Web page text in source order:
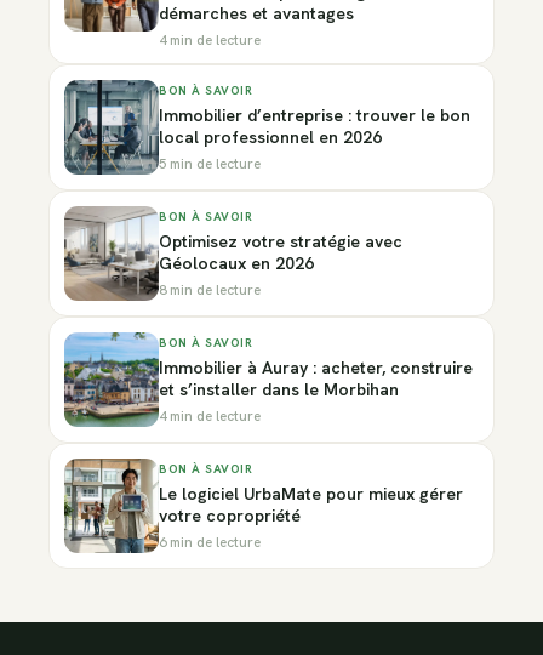
démarches et avantages
4 min de lecture
BON À SAVOIR
Immobilier d’entreprise : trouver le bon
local professionnel en 2026
5 min de lecture
BON À SAVOIR
Optimisez votre stratégie avec
Géolocaux en 2026
8 min de lecture
BON À SAVOIR
Immobilier à Auray : acheter, construire
et s’installer dans le Morbihan
4 min de lecture
BON À SAVOIR
Le logiciel UrbaMate pour mieux gérer
votre copropriété
6 min de lecture